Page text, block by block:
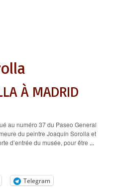
À MADRID
au numéro 37 du Paseo General
du peintre Joaquín Sorolla et
d’entrée du musée, pour être ...
Telegram